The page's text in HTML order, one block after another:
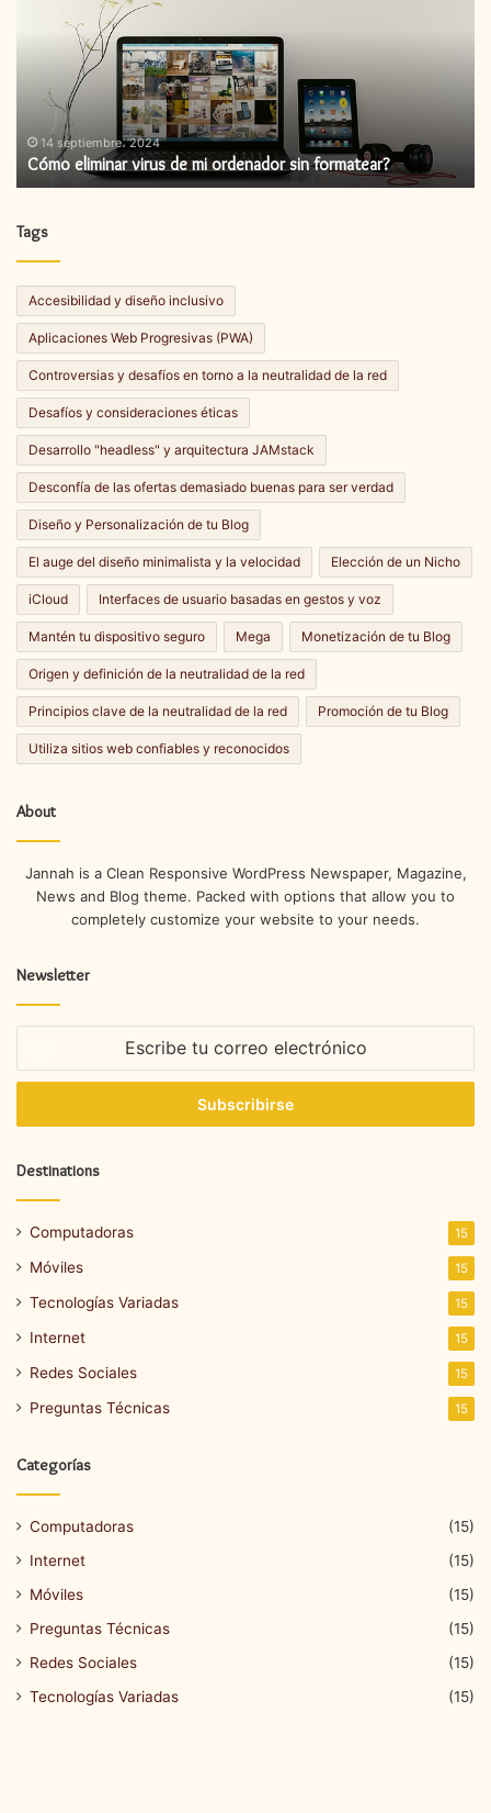
ordenador
formatear?
14 septiembre، 2024
Cómo eliminar virus de mi ordenador sin formatear?
Tags
Accesibilidad y diseño inclusivo
Aplicaciones Web Progresivas (PWA)
Controversias y desafíos en torno a la neutralidad de la red
Desafíos y consideraciones éticas
Desarrollo "headless" y arquitectura JAMstack
Desconfía de las ofertas demasiado buenas para ser verdad
Diseño y Personalización de tu Blog
El auge del diseño minimalista y la velocidad Elección de un Nicho
iCloud Interfaces de usuario basadas en gestos y voz
Mantén tu dispositivo seguro Mega Monetización de tu Blog
Origen y definición de la neutralidad de la red
Principios clave de la neutralidad de la red Promoción de tu Blog
Utiliza sitios web confiables y reconocidos
About
Jannah is a Clean Responsive WordPress Newspaper, Magazine,
News and Blog theme. Packed with options that allow you to
completely customize your website to your needs.
Newsletter
correo
Destinations
Computadoras 15
Móviles 15
Tecnologías Variadas 15
Internet 15
Redes Sociales 15
Preguntas Técnicas 15
Categorías
Computadoras
(15)
Internet
(15)
Móviles
(15)
Preguntas Técnicas
(15)
Redes Sociales
(15)
Tecnologías Variadas
(15)